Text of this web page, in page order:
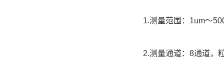
1.测量范围：1um～
2.测量通道：8通道，